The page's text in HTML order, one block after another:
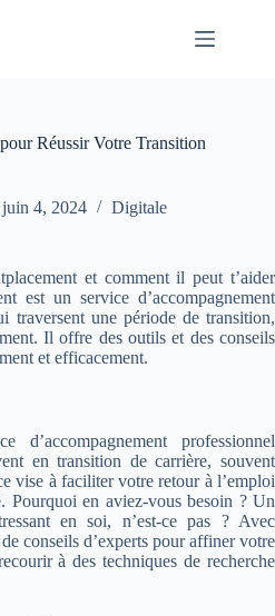
Réussir Votre Transition
juin 4, 2024 Digitale
et comment il peut t’aider
est un service d’accompagnement
traversent une période de transition,
Il offre des outils et des conseils
et efficacement.
d’accompagnement professionnel
en transition de carrière, souvent
vise à faciliter votre retour à l’emploi
Pourquoi en aviez-vous besoin ? Un
en soi, n’est-ce pas ? Avec
conseils d’experts pour affiner votre
à des techniques de recherche